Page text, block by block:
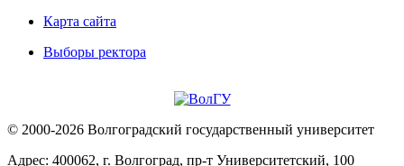
Карта сайта
Выборы ректора
© 2000-2026 Волгоградский государственный университет
Адрес: 400062, г. Волгоград, пр-т Университетский, 100